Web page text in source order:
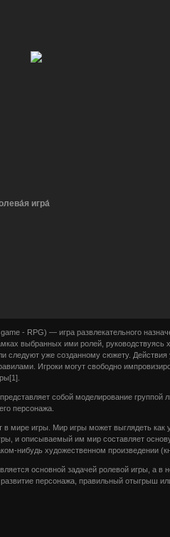
игра́
- RPG) — игра развлекательного
выбранных ими ролей, руководствуясь
следуют уже созданному сюжету.
Игроки могут свободно
собой моделирование группой
персонажа.
в мире игры. Мир игры может выглядеть как
и описываемый им мир составляет
нибудь художественном произведении
основной задачей ролевой игры, а в
персонажа, правильный отыгрыш